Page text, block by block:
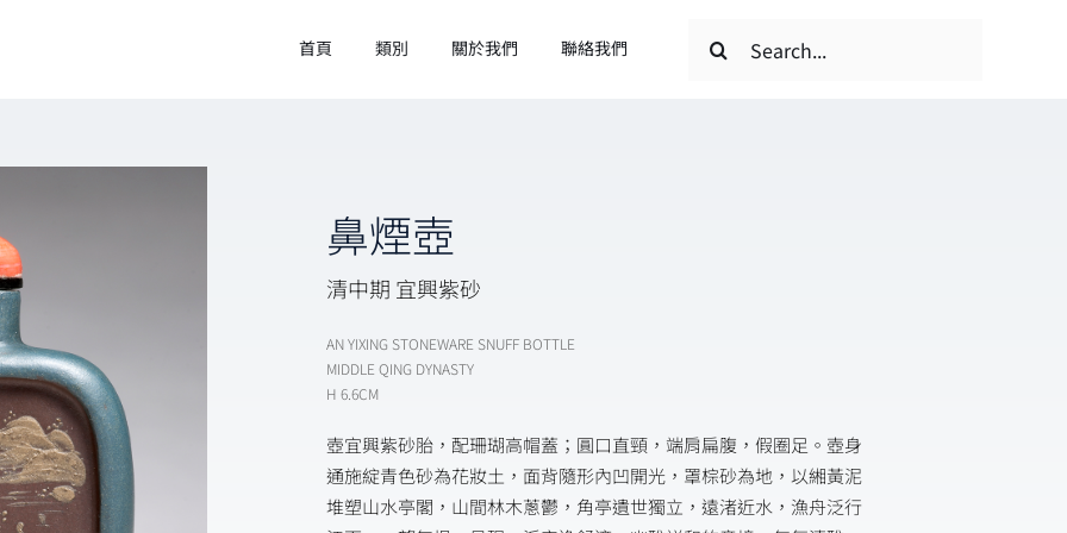
首頁 類別 關於我們 聯絡我們
鼻煙壺
清中期 宜興紫砂
AN YIXING STONEWARE SNUFF BOTTLE
MIDDLE QING DYNASTY
H 6.6CM
壺宜興紫砂胎，配珊瑚高帽蓋；圓口直頸，端肩扁腹，假圈足。壺身
通施綻青色砂為花妝土，面背隨形內凹開光，罩棕砂為地，以緗黃泥
堆塑山水亭閣，山間林木蔥鬱，角亭遺世獨立，遠渚近水，漁舟泛行